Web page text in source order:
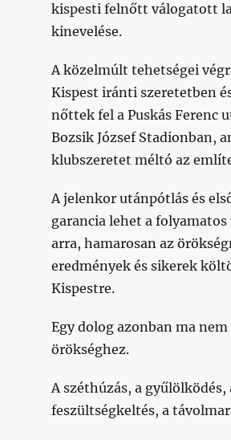
kispesti felnőtt válogatott
kinevelése.
A közelmúlt tehetségei
Kispest iránti szeretetben
nőttek fel a Puskás Ferenc
Bozsik József Stadionban,
klubszeretet méltó az
A jelenkor utánpótlás és
garancia lehet a folyamatos
arra, hamarosan az
eredmények és sikerek
Kispestre.
Egy dolog azonban ma
örökséghez.
A széthúzás, a
feszültségkeltés, a